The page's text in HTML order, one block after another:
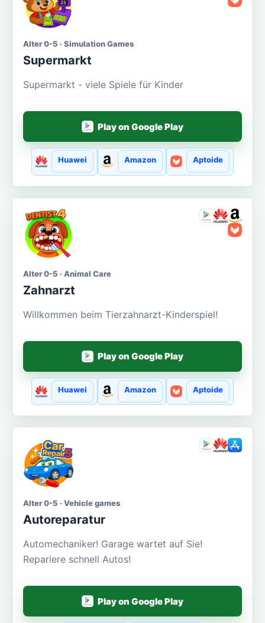
Alter 0-5 · Simulation Games
Supermarkt
Supermarkt - viele Spiele für Kinder
Play on Google Play
Huawei Amazon Aptoide
Alter 0-5 · Animal Care
Zahnarzt
Willkommen beim Tierzahnarzt-Kinderspiel!
Play on Google Play
Huawei Amazon Aptoide
Alter 0-5 · Vehicle games
Autoreparatur
Automechaniker! Garage wartet auf Sie!
Repariere schnell Autos!
Play on Google Play